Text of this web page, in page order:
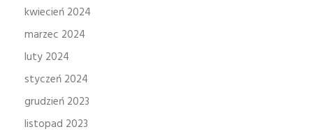
kwiecień 2024
marzec 2024
luty 2024
styczeń 2024
grudzień 2023
listopad 2023